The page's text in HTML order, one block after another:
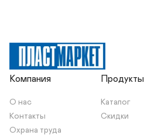
Компания
О нас
Контакты
Охрана труда
Продукты
Каталог
Скидки